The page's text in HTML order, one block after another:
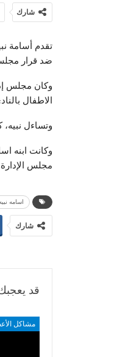
شارك
تقدم أسامة
ضد قرار مجلس
وكان مجلس
الاطفال
وتساءل
وكانت ابنه
مجلس
اسامه
شارك
قد
مشاكل